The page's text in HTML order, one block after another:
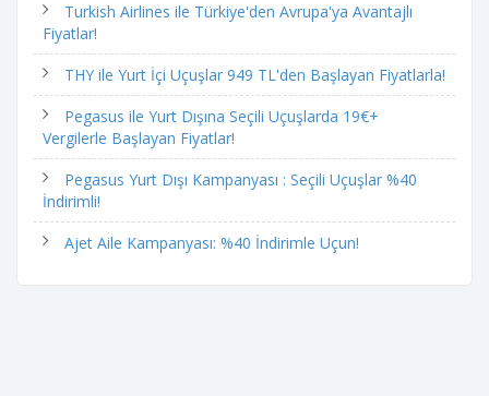
Turkish Airlines ile Türkiye'den Avrupa'ya Avantajlı
Fiyatlar!
THY ile Yurt İçi Uçuşlar 949 TL'den Başlayan Fiyatlarla!
Pegasus ile Yurt Dışına Seçili Uçuşlarda 19€+
Vergilerle Başlayan Fiyatlar!
Pegasus Yurt Dışı Kampanyası : Seçili Uçuşlar %40
İndirimli!
Ajet Aile Kampanyası: %40 İndirimle Uçun!